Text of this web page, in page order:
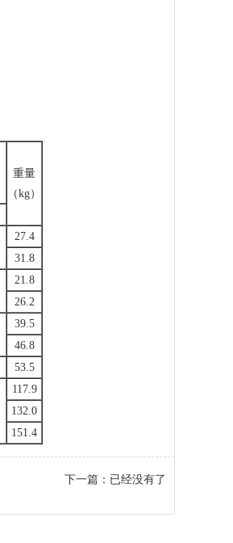
重量
（kg）
27.4
31.8
21.8
26.2
39.5
46.8
53.5
117.9
132.0
151.4
下一篇：已经没有了